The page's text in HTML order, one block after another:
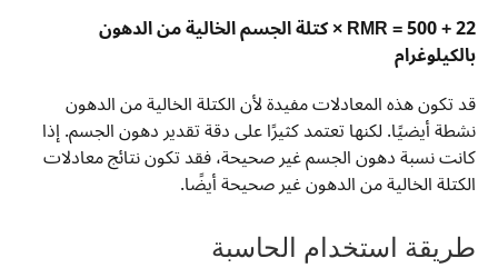
RMR = 500 + 22 × كتلة الجسم الخالية من الدهون
بالكيلوغرام
قد تكون هذه المعادلات مفيدة لأن الكتلة الخالية من الدهون
نشطة أيضيًا. لكنها تعتمد كثيرًا على دقة تقدير دهون الجسم. إذا
كانت نسبة دهون الجسم غير صحيحة، فقد تكون نتائج معادلات
الكتلة الخالية من الدهون غير صحيحة أيضًا.
طريقة استخدام الحاسبة